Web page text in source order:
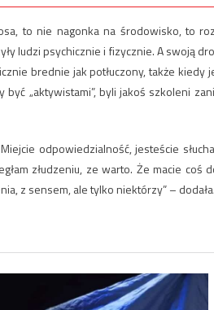
to nie nagonka na środowisko, to
ludzi psychicznie i fizycznie. A swoją
brednie jak potłuczony, także kiedy
„aktywistami”, byli jakoś szkoleni
odpowiedzialność, jesteście
złudzeniu, ze warto. Że macie
z sensem, ale tylko niektórzy” – dodała.